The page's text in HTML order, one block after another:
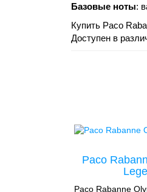
Базовые ноты:
Купить Paco
Доступен в
Paco
Paco Rabanne